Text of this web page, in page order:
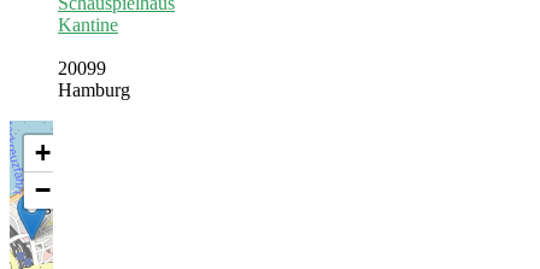
Kantine
20099
Hamburg
+
−